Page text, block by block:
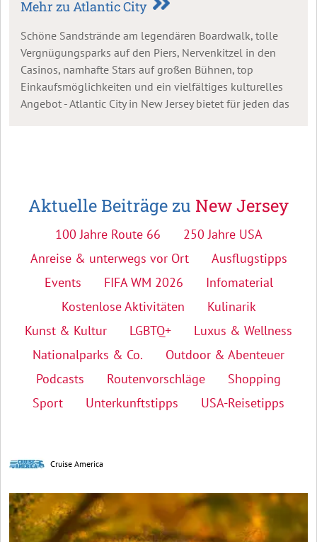
Mehr zu Atlantic City
Schöne Sandstrände am legendären Boardwalk, tolle
Vergnügungsparks auf den Piers, Nervenkitzel in den
Casinos, namhafte Stars auf großen Bühnen, top
Einkaufsmöglichkeiten und ein vielfältiges kulturelles
Angebot - Atlantic City in New Jersey bietet für jeden das
Aktuelle Beiträge zu New Jersey
100 Jahre Route 66
250 Jahre USA
Anreise & unterwegs vor Ort
Ausflugstipps
Events
FIFA WM 2026
Infomaterial
Kostenlose Aktivitäten
Kulinarik
Kunst & Kultur
LGBTQ+
Luxus & Wellness
Nationalparks & Co.
Outdoor & Abenteuer
Podcasts
Routenvorschläge
Shopping
Sport
Unterkunftstipps USA-Reisetipps
Cruise America